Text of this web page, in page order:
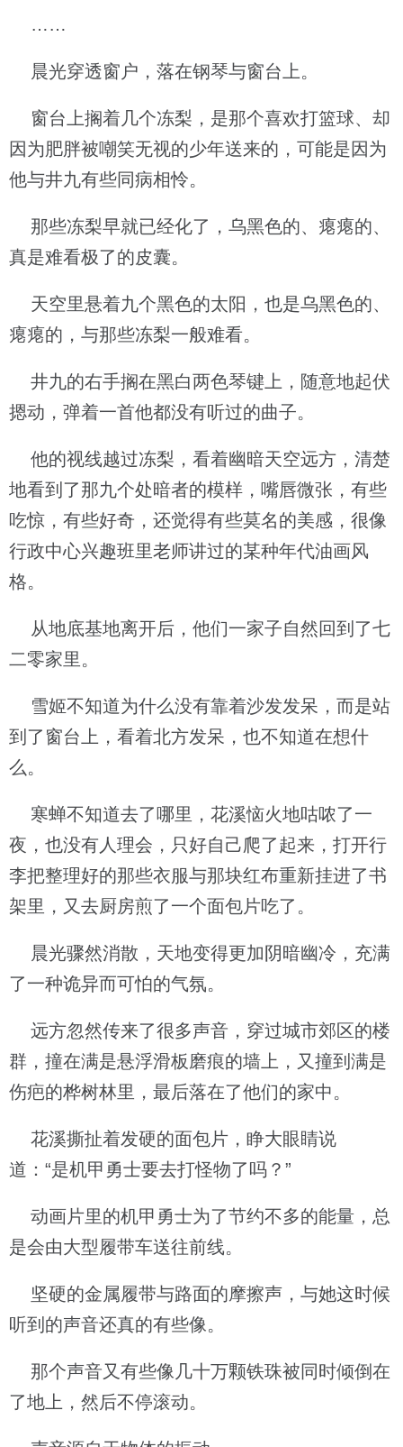
……
晨光穿透窗户，落在钢琴与窗台上。
窗台上搁着几个冻梨，是那个喜欢打篮球、却
因为肥胖被嘲笑无视的少年送来的，可能是因为
他与井九有些同病相怜。
那些冻梨早就已经化了，乌黑色的、瘪瘪的、
真是难看极了的皮囊。
天空里悬着九个黑色的太阳，也是乌黑色的、
瘪瘪的，与那些冻梨一般难看。
井九的右手搁在黑白两色琴键上，随意地起伏
摁动，弹着一首他都没有听过的曲子。
他的视线越过冻梨，看着幽暗天空远方，清楚
地看到了那九个处暗者的模样，嘴唇微张，有些
吃惊，有些好奇，还觉得有些莫名的美感，很像
行政中心兴趣班里老师讲过的某种年代油画风
格。
从地底基地离开后，他们一家子自然回到了七
二零家里。
雪姬不知道为什么没有靠着沙发发呆，而是站
到了窗台上，看着北方发呆，也不知道在想什
么。
寒蝉不知道去了哪里，花溪恼火地咕哝了一
夜，也没有人理会，只好自己爬了起来，打开行
李把整理好的那些衣服与那块红布重新挂进了书
架里，又去厨房煎了一个面包片吃了。
晨光骤然消散，天地变得更加阴暗幽冷，充满
了一种诡异而可怕的气氛。
远方忽然传来了很多声音，穿过城市郊区的楼
群，撞在满是悬浮滑板磨痕的墙上，又撞到满是
伤疤的桦树林里，最后落在了他们的家中。
花溪撕扯着发硬的面包片，睁大眼睛说
道：“是机甲勇士要去打怪物了吗？”
动画片里的机甲勇士为了节约不多的能量，总
是会由大型履带车送往前线。
坚硬的金属履带与路面的摩擦声，与她这时候
听到的声音还真的有些像。
那个声音又有些像几十万颗铁珠被同时倾倒在
了地上，然后不停滚动。